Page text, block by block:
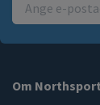
Om Northsport